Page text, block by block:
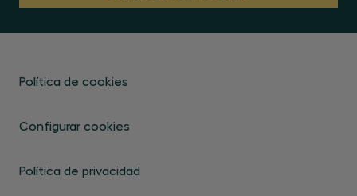
Política de cookies
Configurar cookies
Política de privacidad